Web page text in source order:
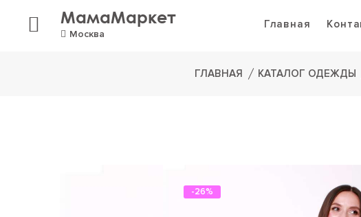
МамаМаркет
Москва
Главная
ГЛАВНАЯ КАТАЛОГ ОДЕЖДЫ
-26%